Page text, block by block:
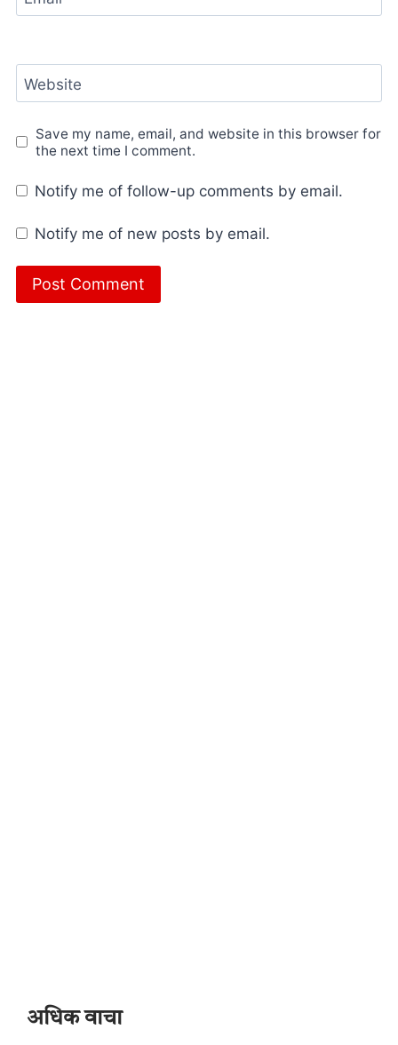
Website
Save my name, email, and website in this browser for
the next time I comment.
Notify me of follow-up comments by email.
Notify me of new posts by email.
अधिक वाचा